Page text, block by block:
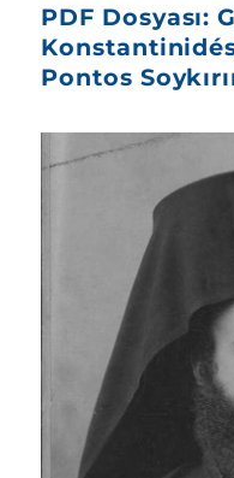
PDF Dosyası:
Pontos